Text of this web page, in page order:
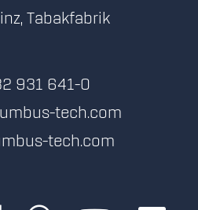
Tabakfabrik
931 641-0
tech.com
tech.com